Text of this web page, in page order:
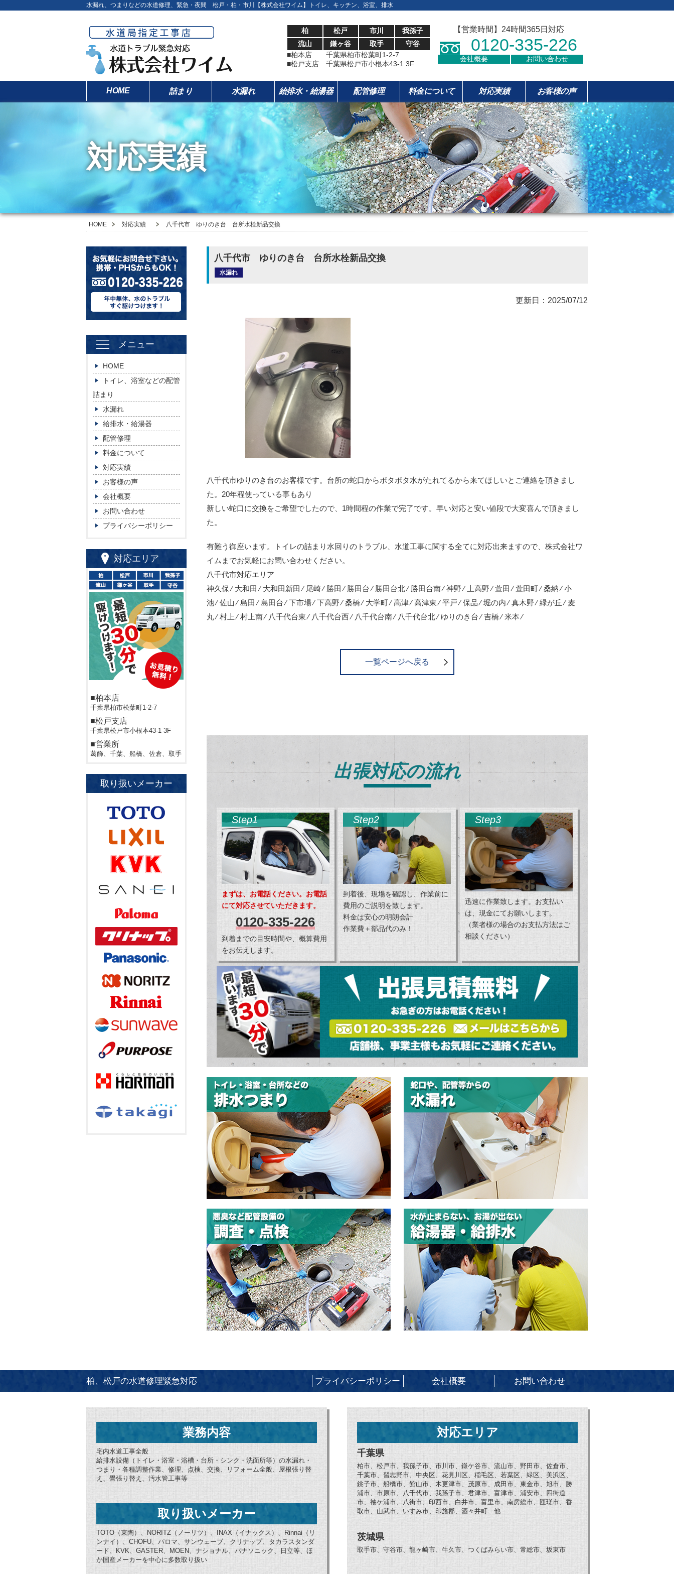
水漏れ、つまりなどの水道修理、緊急・夜間 松戸・柏・市川【株式会社ワイム】トイレ、キッチン、浴室、排水
柏 松戸 市川
我孫子
流山
鎌ヶ谷 取手
守谷
■柏本店 千葉県柏市松葉町1-2-7
■松戸支店 千葉県松戸市小根本43-1 3F
【営業時間】24時間365日対応
0120-335-226
会社概要 お問い合わせ
HOME 詰まり 水漏れ 給排水・給湯器 配管修理 料金について 対応実績 お客様の声
対応実績
HOME 対応実績 八千代市 ゆりのき台 台所水栓新品交換
八千代市 ゆりのき台 台所水栓新品交換
水漏れ
更新日：2025/07/12
八千代市ゆりのき台のお客様です。台所の蛇口からポタポタ水がたれてるから来てほしいとご連絡を頂きまし
た。20年程使っている事もあり
新しい蛇口に交換をご希望でしたので、1時間程の作業で完了です。早い対応と安い値段で大変喜んで頂きまし
た。
有難う御座います。トイレの詰まり水回りのトラブル、水道工事に関する全てに対応出来ますので、株式会社ワ
イムまでお気軽にお問い合わせください。
八千代市対応エリア
神久保 ⁄ 大和田 ⁄ 大和田新田 ⁄ 尾崎 ⁄ 勝田 ⁄ 勝田台 ⁄ 勝田台北 ⁄ 勝田台南 ⁄ 神野 ⁄ 上高野 ⁄ 萱田 ⁄ 萱田町 ⁄ 桑納 ⁄ 小
池 ⁄ 佐山 ⁄ 島田 ⁄ 島田台 ⁄ 下市場 ⁄ 下高野 ⁄ 桑橋 ⁄ 大学町 ⁄ 高津 ⁄ 高津東 ⁄ 平戸 ⁄ 保品 ⁄ 堀の内 ⁄ 真木野 ⁄ 緑が丘 ⁄ 麦
丸 ⁄ 村上 ⁄ 村上南 ⁄ 八千代台東 ⁄ 八千代台西 ⁄ 八千代台南 ⁄ 八千代台北 ⁄ ゆりのき台 ⁄ 吉橋 ⁄ 米本 ⁄
一覧ページへ戻る
出張対応の流れ
Step1
まずは、お電話ください。お電話
にて対応させていただきます。
0120-335-226
到着までの目安時間や、概算費用
をお伝えします。
Step2
到着後、現場を確認し、作業前に
費用のご説明を致します。
料金は安心の明朗会計
作業費＋部品代のみ！
Step3
迅速に作業致します。お支払い
は、現金にてお願いします。
（業者様の場合のお支払方法はご
相談ください）
メニュー
HOME
トイレ、浴室などの配管
詰まり
水漏れ
給排水・給湯器
配管修理
料金について
対応実績
お客様の声
会社概要
お問い合わせ
プライバシーポリシー
対応エリア
■柏本店
千葉県柏市松葉町1-2-7
■松戸支店
千葉県松戸市小根本43-1 3F
■営業所
葛飾、千葉、船橋、佐倉、取手
取り扱いメーカー
柏、松戸の水道修理緊急対応 プライバシーポリシー 会社概要 お問い合わせ
業務内容
宅内水道工事全般
給排水設備（トイレ・浴室・浴槽・台所・シンク・洗面所等）の水漏れ・
つまり・各種調整作業、修理、点検、交換、リフォーム全般、屋根張り替
え、畳張り替え、汚水管工事等
取り扱いメーカー
TOTO（東陶）、NORITZ（ノーリツ）、INAX（イナックス）、Rinnai（リ
ンナイ）、CHOFU、パロマ、サンウェーブ、クリナップ、タカラスタンダ
ード、KVK、GASTER、MOEN、ナショナル、パナソニック、日立等、ほ
か国産メーカーを中心に多数取り扱い
対応エリア
千葉県
柏市、松戸市、我孫子市、市川市、鎌ケ谷市、流山市、野田市、佐倉市、
千葉市、習志野市、中央区、花見川区、稲毛区、若葉区、緑区、美浜区、
銚子市、船橋市、館山市、木更津市、茂原市、成田市、東金市、旭市、勝
浦市、市原市、八千代市、我孫子市、君津市、富津市、浦安市、四街道
市、袖ケ浦市、八街市、印西市、白井市、富里市、南房総市、匝瑳市、香
取市、山武市、いすみ市、印旛郡、酒々井町 他
茨城県
取手市、守谷市、龍ヶ崎市、牛久市、つくばみらい市、常総市、坂東市